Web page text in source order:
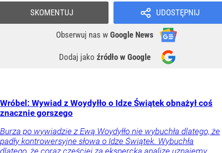
UDOSTĘPNIJ
Obserwuj nas w Google News
Dodaj jako źródło w Google
SKOMENTUJ
Wróbel: Wywiad z Woydyłło o Idze Świątek obnażył coś
znacznie gorszego
Burza po wywiadzie z Ewą Woydyłło nie wybuchła dlatego, że
padły kontrowersyjne słowa o Idze Świątek. Wybuchła